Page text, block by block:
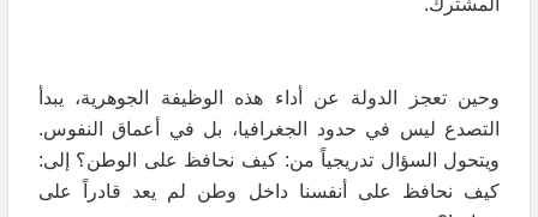
المشترك.
وحين تعجز الدولة عن أداء هذه الوظيفة الجوهرية، يبدأ
التصدع ليس في حدود الجغرافيا، بل في أعماق النفوس.
ويتحول السؤال تدريجياً من: كيف نحافظ على الوطن؟ إلى:
كيف نحافظ على أنفسنا داخل وطن لم يعد قادراً على